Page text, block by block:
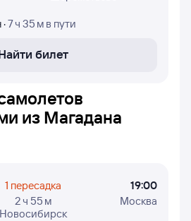
·7 ч 35 м в пути
билет
из Магадана
1 пересадка
2 ч 55 м
Новосибирск
19:00
Москва